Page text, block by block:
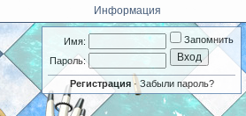
Имя:
Пароль:
Запомнить
Регистрация·Забыли пароль?
Информация